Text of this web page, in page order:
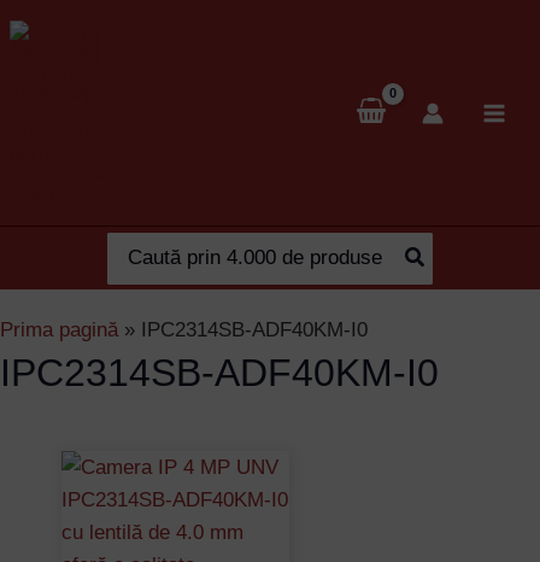
Skip
to
for:
Prima pagină» IPC2314SB-ADF40KM-I0
IPC2314SB-ADF40KM-I0